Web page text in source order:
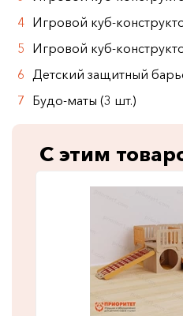
Игровой куб-
Игровой куб-
Детский защитный
Будо-маты (3 шт.)
С этим